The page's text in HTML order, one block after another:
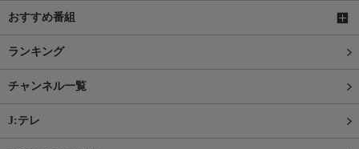
おすすめ番組
ランキング
チャンネル一覧
J:テレ